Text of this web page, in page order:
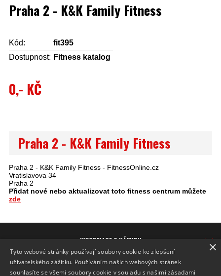
Praha 2 - K&K Family Fitness
Kód:
fit395
Dostupnost: Fitness katalog
0,- KČ
Praha 2 - K&K Family Fitness
Praha 2 - K&K Family Fitness - FitnessOnline.cz
Vratislavova 34
Praha 2
Přidat nové nebo aktualizovat toto fitness centrum můžete
zde
INFORMACE O NÁKUPU
FITNESS KATALOG
ZNAČKY
×
Tyto webové stránky používají soubory cookie ke zlepšení
uživatelského zážitku. Používáním našich webových stránek
souhlasíte se všemi soubory cookie v souladu s našimi zásadami